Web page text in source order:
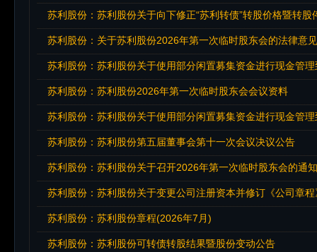
苏利股份：苏利股份关于向下修正“苏利转债”转股价格暨转股
苏利股份：关于苏利股份2026年第一次临时股东会的法律意
苏利股份：苏利股份关于使用部分闲置募集资金进行现金管
苏利股份：苏利股份2026年第一次临时股东会会议资料
苏利股份：苏利股份关于使用部分闲置募集资金进行现金管
苏利股份：苏利股份第五届董事会第十一次会议决议公告
苏利股份：苏利股份关于召开2026年第一次临时股东会的通知
苏利股份：苏利股份关于变更公司注册资本并修订《公司章
苏利股份：苏利股份章程(2026年7月)
苏利股份：苏利股份可转债转股结果暨股份变动公告